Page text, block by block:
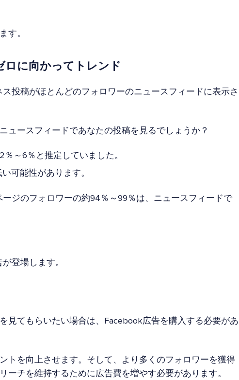
す。
ロに向かってトレンド
投稿がほとんどのフォロワーのニュースフィードに表示さ
ュースフィードであなたの投稿を見るでしょうか？
～6％と推定していました。
い可能性があります。
ジのフォロワーの約94％～99％は、ニュースフィードで
登場します。
見てもらいたい場合は、Facebook広告を購入する必要があ
トを向上させます。そして、より多くのフォロワーを獲得
ーチを維持するために広告費を増やす必要があります。